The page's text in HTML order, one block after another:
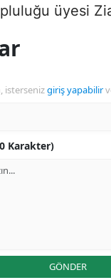
üyesi
istersenizgiriş yapabilir
Karakter)
GÖNDER